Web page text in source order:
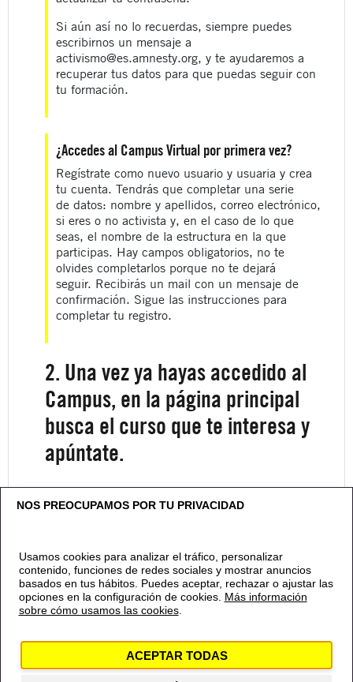
NOS PREOCUPAMOS POR TU PRIVACIDAD
Usamos cookies para analizar el tráfico, personalizar
contenido, funciones de redes sociales y mostrar anuncios
basados en tus hábitos. Puedes aceptar, rechazar o ajustar las
opciones en la configuración de cookies. Más información
sobre cómo usamos las cookies.
ACEPTAR TODAS
Si aún así no lo recuerdas, siempre puedes
escribirnos un mensaje a
activismo@es.amnesty.org, y te ayudaremos a
recuperar tus datos para que puedas seguir con
tu formación.
¿Accedes al Campus Virtual por primera vez?
Regístrate como nuevo usuario y usuaria y crea
tu cuenta. Tendrás que completar una serie
de datos: nombre y apellidos, correo electrónico,
si eres o no activista y, en el caso de lo que
seas, el nombre de la estructura en la que
participas. Hay campos obligatorios, no te
olvides completarlos porque no te dejará
seguir. Recibirás un mail con un mensaje de
confirmación. Sigue las instrucciones para
completar tu registro.
2. Una vez ya hayas accedido al
Campus, en la página principal
busca el curso que te interesa y
apúntate.
Contacto Política de privacidad
cookies
Aviso Legal Canal Ético
© 2024 Amnistía Internacional España